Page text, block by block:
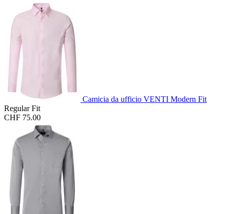
Camicia da ufficio VENTI Modern Fit
Regular Fit
CHF 75.00